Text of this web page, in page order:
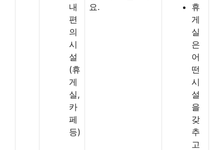
내
편
의
시
설
(휴
게
실,
카
페
등)
요.
휴
게
실
은
어
떤
시
설
을
갖
추
고